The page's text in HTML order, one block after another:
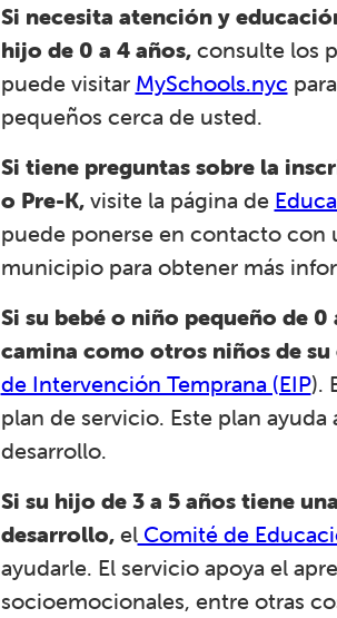
Si necesita atención y
hijo de 0 a 4 años, consulte los
puede visitar MySchools.nyc
pequeños cerca de usted.
Si tiene preguntas sobre la
o Pre-K,visite la página de
puede ponerse en contacto con
municipio para obtener más
Si su bebé o niño pequeño de
camina como otros niños de su
de Intervención Temprana (EIP).
plan de servicio. Este plan
desarrollo.
Si su hijo de 3 a 5 años tiene
desarrollo,elComité de
ayudarle. El servicio apoya el
socioemocionales, entre otras